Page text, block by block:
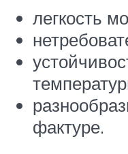
легкость
фактуре.